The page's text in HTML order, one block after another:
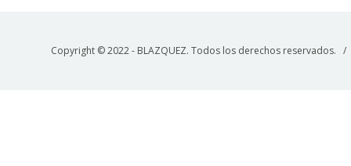
Copyright © 2022 - BLAZQUEZ. Todos los derechos reservados.